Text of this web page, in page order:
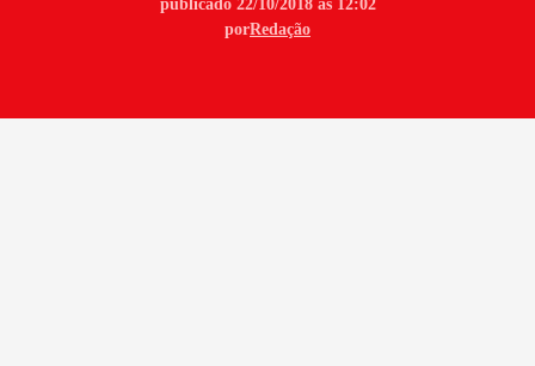
publicado 22/10/2018 às 12:02
porRedação